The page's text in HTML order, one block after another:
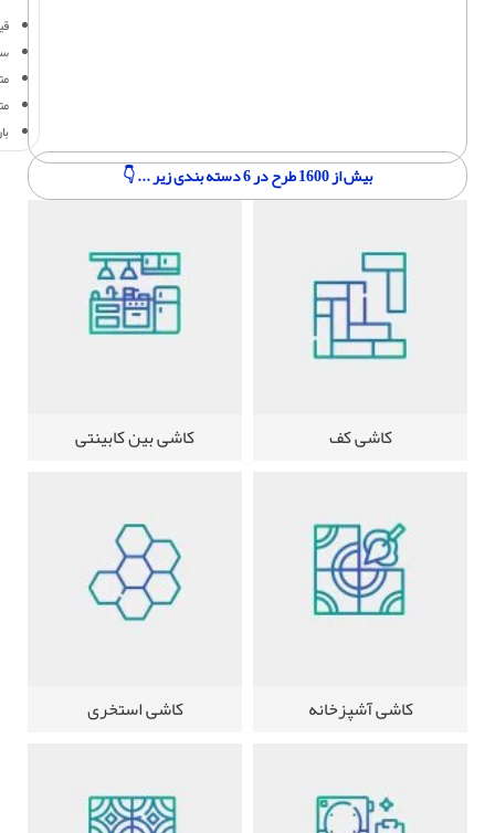
بیش از 1600 طرح در 6 دسته بندی زیر ... 👇
کاشی کف کاشی بین کابینتی
کاشی آشپزخانه کاشی استخری